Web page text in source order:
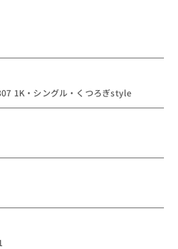
・・・徒歩7分（550m）
ッピングモール）・・・徒歩3
ト＞
構成する7行政区のうちの一つ
海側)の地域である。2024年の
約23万人です。
奈川県でも屈指の人気のエリ
1K・シングル・くつろぎstyle